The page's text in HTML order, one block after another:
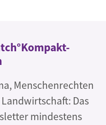
Menschenrechten
Das
mindestens